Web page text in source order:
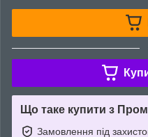
Що таке купити з
Замовлення під